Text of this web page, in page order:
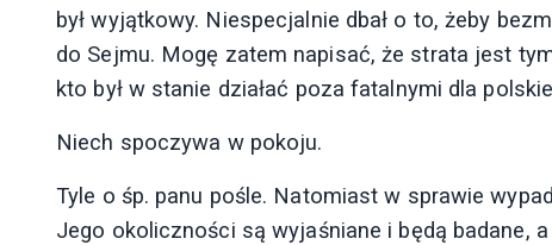
był wyjątkowy. Niespecjalnie dbał o to, żeby
do Sejmu. Mogę zatem napisać, że strata jest
kto był w stanie działać poza fatalnymi dla
Niech spoczywa w pokoju.
Tyle o śp. panu pośle. Natomiast w sprawie
Jego okoliczności są wyjaśniane i będą badane,